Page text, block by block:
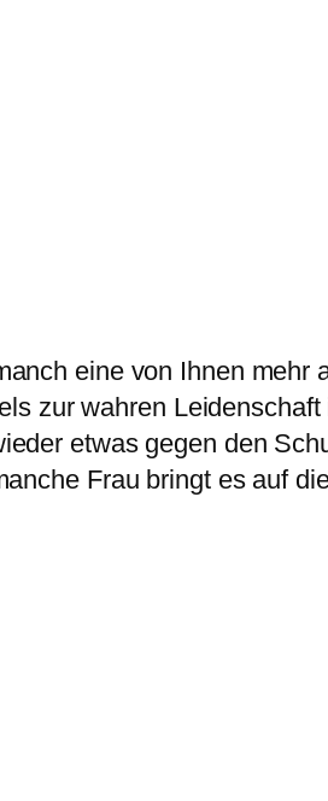
eine von Ihnen mehr
zur wahren
etwas gegen den
Frau bringt es auf